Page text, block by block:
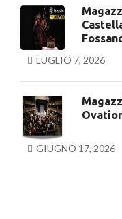
LUGLIO 7, 2026
GIUGNO 17, 2026